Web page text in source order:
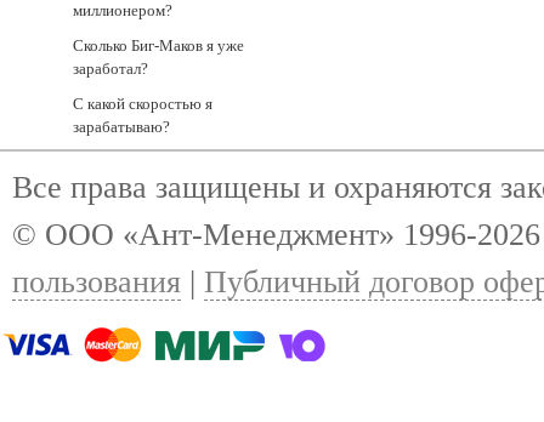
миллионером?
Сколько Биг-Маков я уже
заработал?
С какой скоростью я
зарабатываю?
Все права защищены и охраняются
© ООО «Ант-Менеджмент» 1996-
пользования | Публичный договор